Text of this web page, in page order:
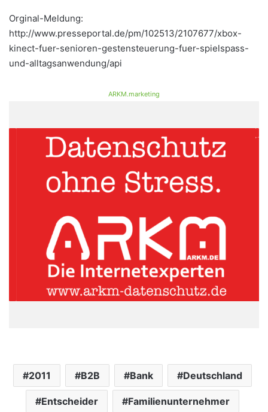
Orginal-Meldung:
http://www.presseportal.de/pm/102513/2107677/xbox-
kinect-fuer-senioren-gestensteuerung-fuer-spielspass-
und-alltagsanwendung/api
ARKM.marketing
2011 B2B Bank Deutschland
Entscheider Familienunternehmer